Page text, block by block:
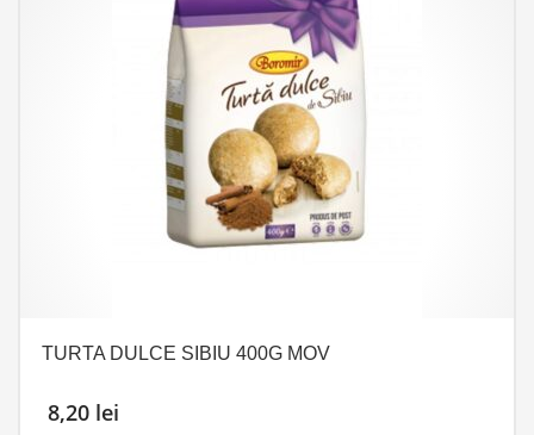
TURTA DULCE SIBIU 400G MOV
8,20 lei